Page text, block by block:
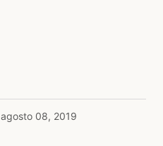
agosto 08, 2019